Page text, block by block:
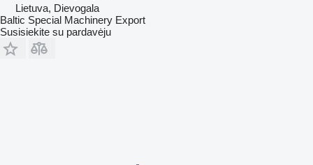
Lietuva, Dievogala
Baltic Special Machinery Export
Susisiekite su pardavėju